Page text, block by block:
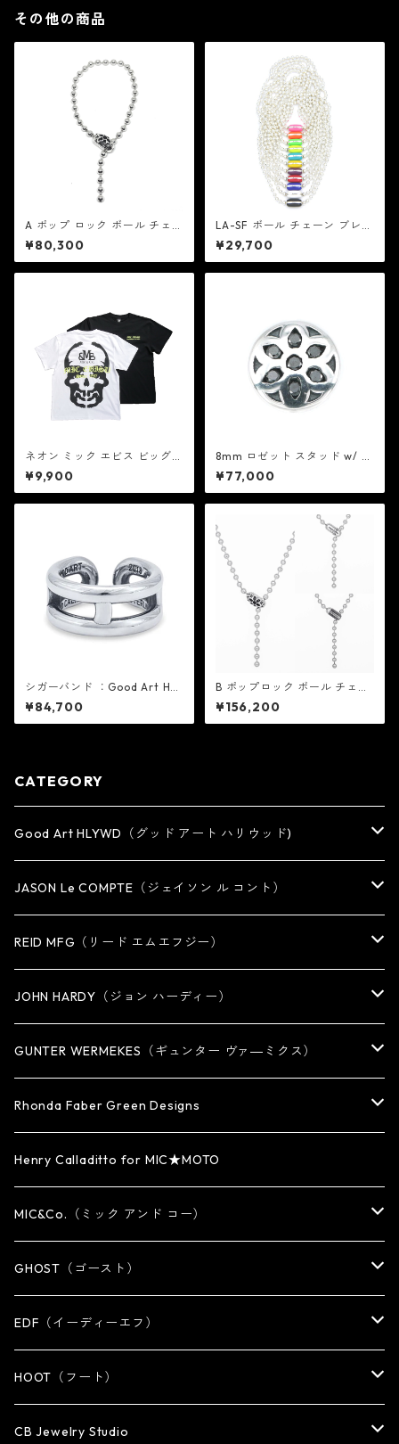
その他の商品
A ポップ ロック ボール チェー
ン ブレスレット V2：Good A
rt HLYWD グッド アート ハリ
ウッド
¥80,300
LA-SF ボール チェーン ブレス
レット w/ セラミック エナメ
ル クラスプ：JASON Le COM
PTE（ジェイソン ル コント）
¥29,700
ネオン ミック エビス ビッグ
スカル Tシャツ：MIC&Co. ミ
ック アンド コー
¥9,900
8mm ロゼット スタッド w/ ブ
ラック ダイヤモンド：Good A
rt HLYWD グッド アート ハリ
ウッド
¥77,000
シガーバンド ：Good Art HLY
WD グッド アート ハリウッド
¥84,700
B ポップロック ボール チェー
ン ネックレス V2：Good Art
HLYWD グッド アート ハリウ
ッド
¥156,200
CATEGORY
Good Art HLYWD（グッド アート ハリウッド)
RING
EARRING・EAR CUFF
PENDANT
BRACELET
WATCH BAND
CUFF・BUNGLE
NECKLACE
KEY CHAIN
WALLET CHAIN
WALLET・CARD CASE
HAT・CAP
JASON Le COMPTE（ジェイソン ル コント）
NECKLACE
BRACELET
KEY CHAIN
REID MFG（リード エムエフジー）
RING
EARRING
PENDANT
BRACELET/CUFF
NECKLACE
WALLET
WALLET CHAIN
KEY CHAIN
OTHER ITEM
JOHN HARDY（ジョン ハーディー）
RING
BRACELET
PENDANT / NECKLACE
GUNTER WERMEKES（ギュンター ヴァ―ミクス）
RING
PENDANT / NECKLACE
EARRING
OTHER
Rhonda Faber Green Designs
RING
PENDANT
EARRING
Henry Calladitto for MIC★MOTO
MIC&Co.（ミック アンド コー）
RING
EARRING
PENDANT
NECKLACE
GHOST（ゴースト）
RING
EARRING
PENDANT
EDF（イーディーエフ）
RING
PENDANT
HOOT（フート）
RING
CB Jewelry Studio